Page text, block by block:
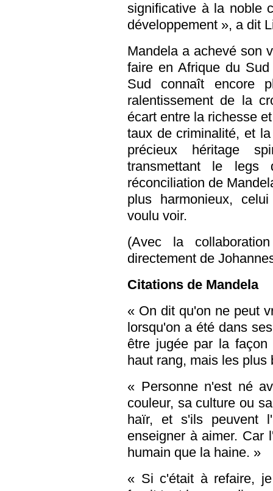
significative à la noble
développement », a dit
Mandela a achevé son
faire en Afrique du
Sud connaît encore
ralentissement de la
écart entre la richesse
taux de criminalité, et
précieux héritage
transmettant le legs
réconciliation de
plus harmonieux,
voulu voir.
(Avec la
directement de
Citations de Mandela
« On dit qu'on ne peut
lorsqu'on a été dans
être jugée par la
haut rang, mais les plus
« Personne n'est né
couleur, sa culture ou
haïr, et s'ils peuvent
enseigner à aimer.
humain que la haine. »
« Si c'était à refaire,